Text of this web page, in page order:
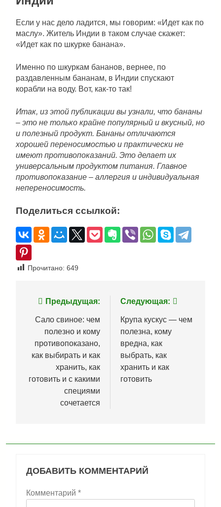
Если у нас дело ладится, мы говорим: «Идет как по
маслу». Житель Индии в таком случае скажет:
«Идет как по шкурке банана».
Именно по шкуркам бананов, вернее, по
раздавленным бананам, в Индии спускают
корабли на воду. Вот, как-то так!
Итак, из этой публикации вы узнали, что бананы
– это не только крайне популярный и вкусный, но
и полезный продукт. Бананы отличаются
хорошей переносимостью и практически не
имеют противопоказаний. Это делает их
универсальным продуктом питания. Главное
противопоказание – аллергия и индивидуальная
непереносимость.
Поделиться ссылкой:
Прочитано: 649
Навигация
по
записям
Предыдущая:
Сало свиное: чем
полезно и кому
противопоказано,
как выбирать и как
хранить, как
готовить и с какими
специями
сочетается
Следующая:
Крупа кускус — чем
полезна, кому
вредна, как
выбрать, как
хранить и как
готовить
ДОБАВИТЬ КОММЕНТАРИЙ
Комментарий *